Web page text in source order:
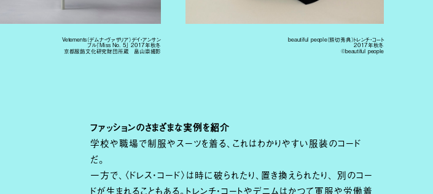
Vetements（デムナ・ヴァザリア）デイ・アンサン
ブル「Miss No. 5」 2017年秋冬
京都服飾文化研究財団所蔵 畠山崇撮影
beautiful people（熊切秀典）トレンチ・コート
2017年秋冬
©beautiful people
ファッションのさまざまな実例を紹介
学校や職場で制服やスーツを着る、これはわかりやすい服装のコード
だ。
一方で、〈ドレス・コード〉は時に破られたり、置き換えられたり、 別のコー
ドが生まれることもある。トレンチ・コートやデニムはかつて軍服や労働着